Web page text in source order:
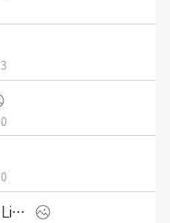
3
0
0
쉐보레 Corvette ZR1X Quail Silver Limited Edition (2026)